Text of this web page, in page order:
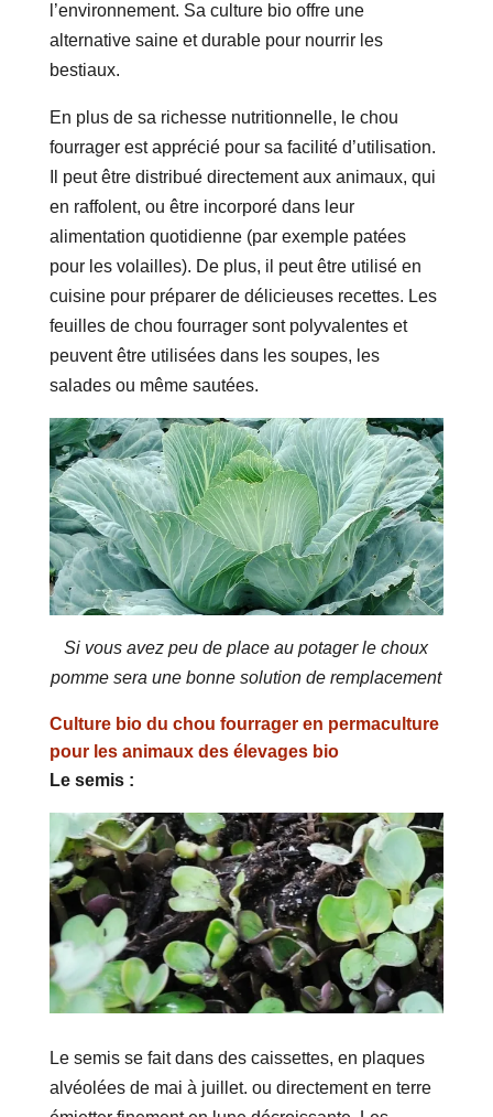
l’environnement. Sa culture bio offre une
alternative saine et durable pour nourrir les
bestiaux.
En plus de sa richesse nutritionnelle, le chou
fourrager est apprécié pour sa facilité d’utilisation.
Il peut être distribué directement aux animaux, qui
en raffolent, ou être incorporé dans leur
alimentation quotidienne (par exemple patées
pour les volailles). De plus, il peut être utilisé en
cuisine pour préparer de délicieuses recettes. Les
feuilles de chou fourrager sont polyvalentes et
peuvent être utilisées dans les soupes, les
salades ou même sautées.
Si vous avez peu de place au potager le choux
pomme sera une bonne solution de remplacement
Culture bio du chou fourrager en permaculture
pour les animaux des élevages bio
Le semis :
Le semis se fait dans des caissettes, en plaques
alvéolées de mai à juillet. ou directement en terre